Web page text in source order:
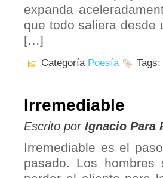
expanda
que todo saliera desde
[…]
Categoría Poesía Tags:
Irremediable
Escrito por Ignacio Para
Irremediable es el
pasado. Los